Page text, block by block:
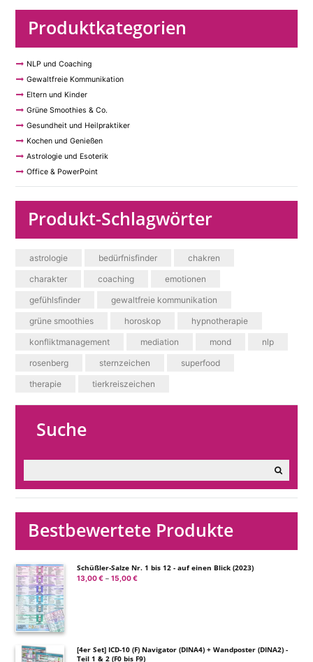
Produktkategorien
NLP und Coaching
Gewaltfreie Kommunikation
Eltern und Kinder
Grüne Smoothies & Co.
Gesundheit und Heilpraktiker
Kochen und Genießen
Astrologie und Esoterik
Office & PowerPoint
Produkt-Schlagwörter
astrologie bedürfnisfinder
chakren
charakter
coaching
emotionen
gefühlsfinder
gewaltfreie kommunikation
grüne smoothies
horoskop
hypnotherapie
konfliktmanagement
mediation mond
nlp
rosenberg
sternzeichen
superfood
therapie
tierkreiszeichen
Suche
Bestbewertete Produkte
Schüßler-Salze Nr. 1 bis 12 - auf einen Blick (2023)
13,00€ – 15,00€Preisspanne:
[4er Set] ICD-10 (F) Navigator (DINA4) + Wandposter (DINA2) -
Teil 1 & 2 (F0 bis F9)